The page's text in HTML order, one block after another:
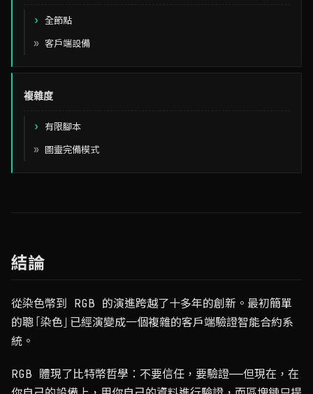
全節點
客戶端設備
複雜度
有限腳本
圖靈完備模式
結論
從染色幣到 RGB 的演進跨越了十多年的創新。最初簡單
的聰「染色」已經演變成一個複雜的客戶端驗證智能合約系
統。
RGB 體現了比特幣哲學：不要信任，要驗證——但現在，在